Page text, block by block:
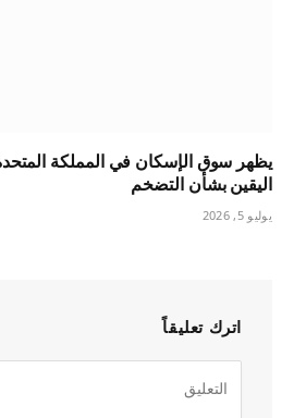
يظهر سوق الإسكان في المملكة
اليقين بشأن التضخم
يوليو 5, 2026
اترك تعليقاً